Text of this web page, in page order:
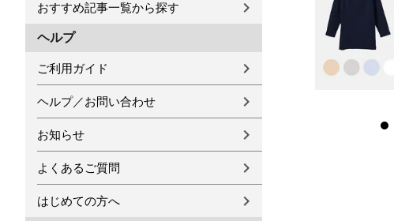
おすすめ記事一覧から探す
ヘルプ
ご利用ガイド
ヘルプ／お問い合わせ
お知らせ
よくあるご質問
はじめての方へ